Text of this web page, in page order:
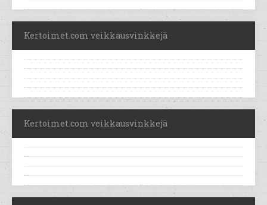
Kertoimet.com veikkausvinkkejä
Kertoimet.com veikkausvinkkejä